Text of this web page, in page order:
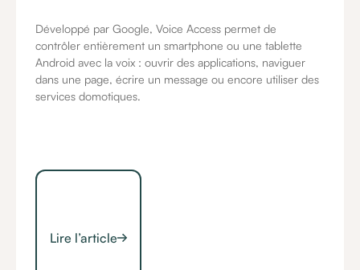
Développé par Google, Voice Access permet de
contrôler entièrement un smartphone ou une tablette
Android avec la voix : ouvrir des applications, naviguer
dans une page, écrire un message ou encore utiliser des
services domotiques.
Lire l’article